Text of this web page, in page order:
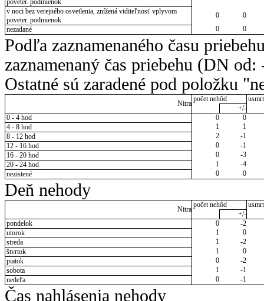
v noci bez verejného osvetlenia, znížená viditeľnosť vplyvom
poveter. podmienok
0
0
nezadané
0 0
Podľa zaznamenaného času
zaznamenaný čas priebehu (DN
Ostatné sú zaradené pod položku
Nitra
počet nehôd
+/-
0 - 4 hod
0
0
4 - 8 hod
1
1
8 - 12 hod
2
-1
12 - 16 hod
0
-1
16 - 20 hod
0
-3
20 - 24 hod
1
-4
nezistené
0 0
Deň nehody
Nitra
počet nehôd
+/-
pondelok
0
-2
utorok
1
0
streda
1
-2
štvrtok
1
0
piatok
0
-2
sobota
1
-1
nedeľa
0 -1
Čas nahlásenia nehody